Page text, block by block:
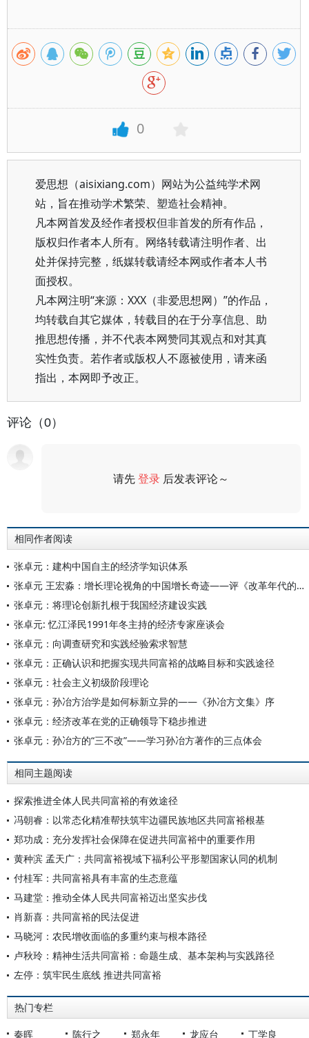
0
爱思想（aisixiang.com）网站为公益纯学术网
站，旨在推动学术繁荣、塑造社会精神。
凡本网首发及经作者授权但非首发的所有作品，
版权归作者本人所有。网络转载请注明作者、出
处并保持完整，纸媒转载请经本网或作者本人书
面授权。
凡本网注明“来源：XXX（非爱思想网）”的作品，
均转载自其它媒体，转载目的在于分享信息、助
推思想传播，并不代表本网赞同其观点和对其真
实性负责。若作者或版权人不愿被使用，请来函
指出，本网即予改正。
评论（0）
请先登录 后发表评论～
相同作者阅读
张卓元：建构中国自主的经济学知识体系
张卓元 王宏淼：增长理论视角的中国增长奇迹——评《改革年代的经济增长与结构变迁》
张卓元：将理论创新扎根于我国经济建设实践
张卓元: 忆江泽民1991年冬主持的经济专家座谈会
张卓元：向调查研究和实践经验索求智慧
张卓元：正确认识和把握实现共同富裕的战略目标和实践途径
张卓元：社会主义初级阶段理论
张卓元：孙冶方治学是如何标新立异的——《孙冶方文集》序
张卓元：经济改革在党的正确领导下稳步推进
张卓元：孙冶方的“三不改”——学习孙冶方著作的三点体会
相同主题阅读
探索推进全体人民共同富裕的有效途径
冯朝睿：以常态化精准帮扶筑牢边疆民族地区共同富裕根基
郑功成：充分发挥社会保障在促进共同富裕中的重要作用
黄种滨 孟天广：共同富裕视域下福利公平形塑国家认同的机制
付桂军：共同富裕具有丰富的生态意蕴
马建堂：推动全体人民共同富裕迈出坚实步伐
肖新喜：共同富裕的民法促进
马晓河：农民增收面临的多重约束与根本路径
卢秋玲：精神生活共同富裕：命题生成、基本架构与实践路径
左停：筑牢民生底线 推进共同富裕
热门专栏
秦晖 陈行之 郑永年 龙应台 丁学良